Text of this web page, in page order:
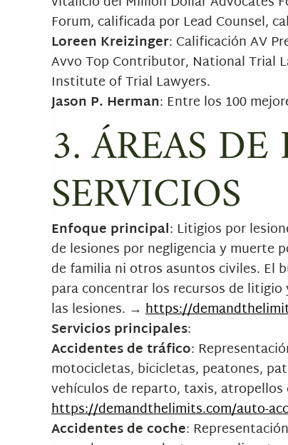
Forum, calificada por Lead Counsel,
Loreen Kreizinger: Calificación AV
Avvo Top Contributor, National Trial
Institute of Trial Lawyers.
Jason P. Herman: Entre los 100
3. ÁREAS
SERVICIOS
Enfoque principal: Litigios por
de lesiones por negligencia y muerte
de familia ni otros asuntos civiles. El
para concentrar los recursos de
las lesiones. → https://
Servicios principales:
Accidentes de tráfico:
motocicletas, bicicletas, peatones,
vehículos de reparto, taxis,
https://demandthelimits.com/auto-
Accidentes de coche: